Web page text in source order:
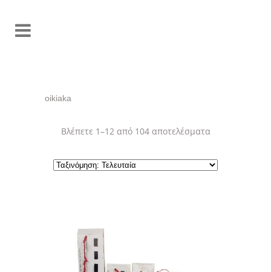
oikiaka
Βλέπετε 1–12 από 104 αποτελέσματαSorted
by